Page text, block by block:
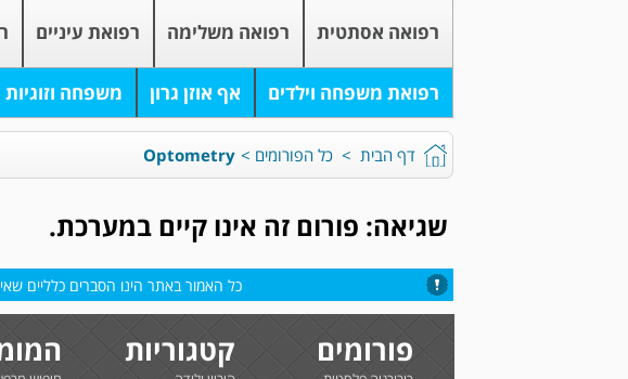
רפואה אסתטית רפואה משלימה רפואת עיניים
רפואת משפחה וילדים אף אוזן גרון משפחה וזוגיות
דף הבית > כל הפורומים >
Optometry
שגיאה: פורום זה אינו קיים במערכת.
כל האמור באתר הינו הסברים כלליים
פורומים קטגוריות